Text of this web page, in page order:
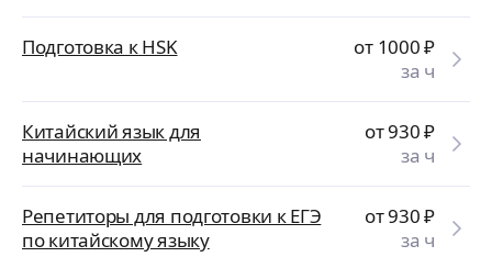
Подготовка к HSK от 1000₽
за ч
Китайский язык для
начинающих
от 930₽
за ч
Репетиторы для подготовки к ЕГЭ
по китайскому языку
от 930₽
за ч